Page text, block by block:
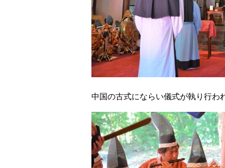
中国の古式にならい儀式が執り行わ